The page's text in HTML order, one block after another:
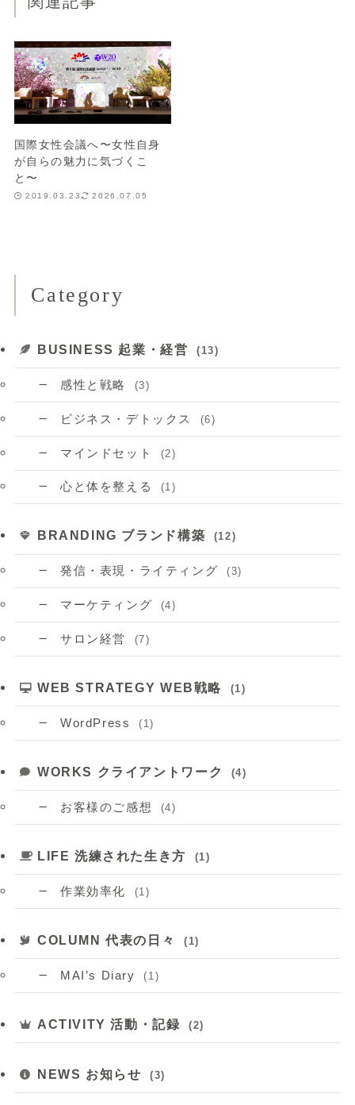
国際女性会議へ〜女性自身
が自らの魅力に気づくこ
と〜
2019.03.23 2026.07.05
Category
BUSINESS 起業・経営 (13)
感性と戦略 (3)
ビジネス・デトックス (6)
マインドセット (2)
心と体を整える (1)
BRANDING ブランド構築 (12)
発信・表現・ライティング (3)
マーケティング (4)
サロン経営 (7)
WEB STRATEGY WEB戦略 (1)
WordPress (1)
WORKS クライアントワーク (4)
お客様のご感想 (4)
LIFE 洗練された生き方 (1)
作業効率化 (1)
COLUMN 代表の日々 (1)
MAI’s Diary (1)
ACTIVITY 活動・記録 (2)
NEWS お知らせ (3)